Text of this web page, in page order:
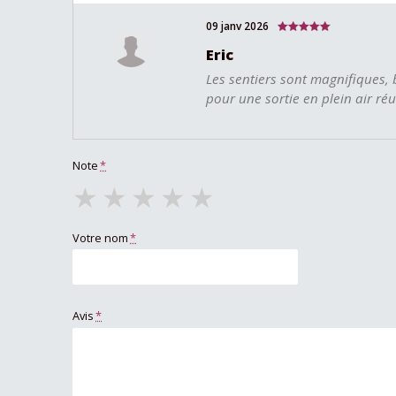
09 janv 2026
Eric
Les sentiers sont magnifiques,
pour une sortie en plein air
Note*
★ ★ ★ ★ ★
Votre nom*
Avis*